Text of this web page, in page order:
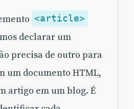
<article>
declarar um
precisa de outro para
um documento HTML,
artigo em um blog. É